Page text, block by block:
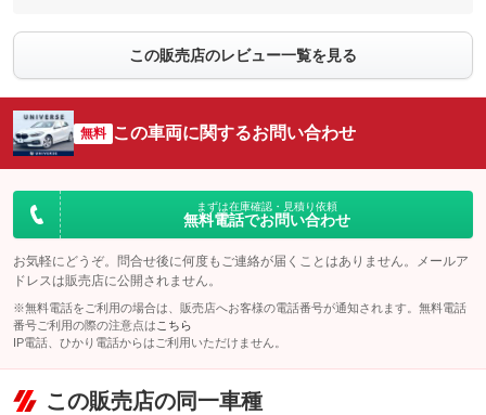
この販売店のレビュー一覧を見る
無料 この車両に関するお問い合わせ
まずは在庫確認・見積り依頼
無料電話でお問い合わせ
お気軽にどうぞ。問合せ後に何度もご連絡が届くことはありません。メールア
ドレスは販売店に公開されません。
※無料電話をご利用の場合は、販売店へお客様の電話番号が通知されます。無料電話
番号ご利用の際の注意点は こちら
IP電話、ひかり電話からはご利用いただけません。
この販売店の同一車種